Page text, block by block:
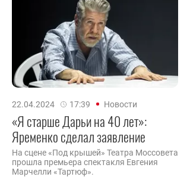
22.04.2024 17:39 Новости
«Я старше Дарьи на 40 лет»:
Яременко сделал заявление
На сцене «Под крышей» Театра Моссовета
прошла премьера спектакля Евгения
Марчелли «Тартюф».